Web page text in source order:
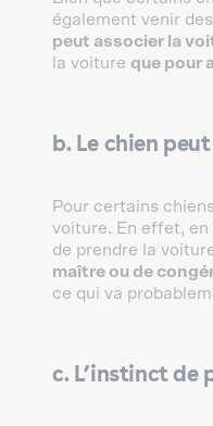
également venir
peut associer la
la voiture que pour
b. Le chien
Pour certains
voiture. En effet, en
de prendre la
maître ou de
ce qui va
c. L’instinct